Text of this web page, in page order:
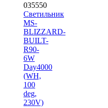
035550
Светильник
MS-
BLIZZARD-
BUILT-
R90-
6W
Day4000
(WH,
100
deg,
230V)